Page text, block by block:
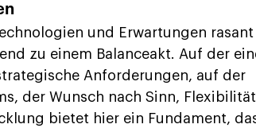
und Erwartungen rasant
zu einem Balanceakt. Auf der
Anforderungen, auf der
der Wunsch nach Sinn,
bietet hier ein Fundament,